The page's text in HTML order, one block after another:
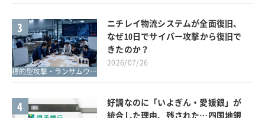
3
標的型攻撃・ランサムウェア対策
ニチレイ物流システムが全面復旧、
なぜ10日でサイバー攻撃から復旧で
きたのか？
2026/07/26
4
好調なのに「いよぎん・愛媛銀」が
統合した理由、残された…四国地銀